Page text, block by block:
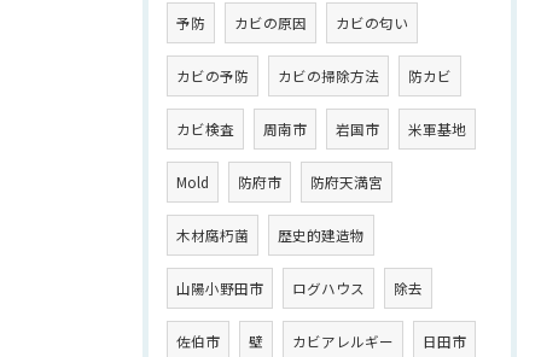
予防 カビの原因 カビの匂い
カビの予防 カビの掃除方法 防カビ
カビ検査 周南市 岩国市 米軍基地
Mold 防府市 防府天満宮
木材腐朽菌 歴史的建造物
山陽小野田市 ログハウス 除去
佐伯市 壁 カビアレルギー 日田市